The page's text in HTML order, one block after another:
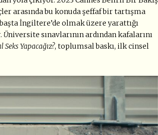
arasında bu konuda şeffaf bir tartışma
İngiltere’de olmak üzere yarattığı
Üniversite sınavlarının ardından kafalarını
Seks Yapacağız?, toplumsal baskı, ilk cinsel